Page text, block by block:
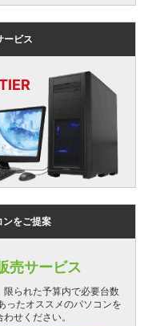
ービス
ンをご提案
売サービス
られた予算内で必要台数
ったオススメのパソコンを
せください。